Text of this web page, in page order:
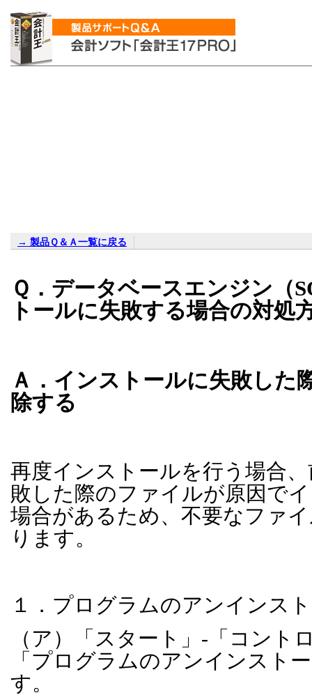
→ 製品Ｑ＆Ａ一覧に戻る
Ｑ．データベースエンジン（
トールに失敗する場合の対処
Ａ．インストールに失敗した
除する
再度インストールを行う場合
敗した際のファイルが原因で
場合があるため、不要なファ
ります。
１．プログラムのアンインス
（ア）「スタート」 - 「コント
「プログラムのアンインスト
す。